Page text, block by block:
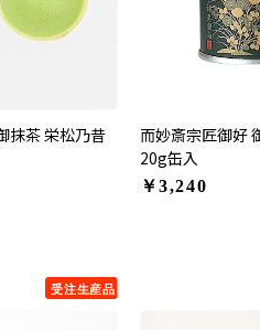
抹茶 栄松乃昔
而妙斎宗匠御好
20g缶入
￥3,240